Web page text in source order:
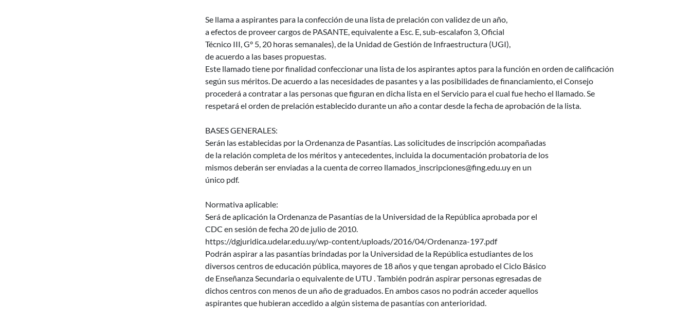
Se llama a aspirantes para la confección de una lista de prelación con validez de un año,
a efectos de proveer cargos de PASANTE, equivalente a Esc. E, sub-escalafon 3, Oficial
Técnico III, G° 5, 20 horas semanales), de la Unidad de Gestión de Infraestructura (UGI),
de acuerdo a las bases propuestas.
Este llamado tiene por finalidad confeccionar una lista de los aspirantes aptos para la función en orden de calificación
según sus méritos. De acuerdo a las necesidades de pasantes y a las posibilidades de financiamiento, el Consejo
procederá a contratar a las personas que figuran en dicha lista en el Servicio para el cual fue hecho el llamado. Se
respetará el orden de prelación establecido durante un año a contar desde la fecha de aprobación de la lista.
BASES GENERALES:
Serán las establecidas por la Ordenanza de Pasantías. Las solicitudes de inscripción acompañadas
de la relación completa de los méritos y antecedentes, incluida la documentación probatoria de los
mismos deberán ser enviadas a la cuenta de correo llamados_inscripciones@fing.edu.uy en un
único pdf.
Normativa aplicable:
Será de aplicación la Ordenanza de Pasantías de la Universidad de la República aprobada por el
CDC en sesión de fecha 20 de julio de 2010.
https://dgjuridica.udelar.edu.uy/wp-content/uploads/2016/04/Ordenanza-197.pdf
Podrán aspirar a las pasantías brindadas por la Universidad de la República estudiantes de los
diversos centros de educación pública, mayores de 18 años y que tengan aprobado el Ciclo Básico
de Enseñanza Secundaria o equivalente de UTU . También podrán aspirar personas egresadas de
dichos centros con menos de un año de graduados. En ambos casos no podrán acceder aquellos
aspirantes que hubieran accedido a algún sistema de pasantías con anterioridad.